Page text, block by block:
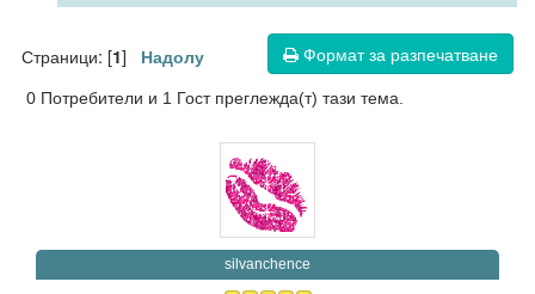
Формат за разпечатване
Страници: [1] Надолу
0 Потребители и 1 Гост преглежда(т) тази тема.
silvanchence